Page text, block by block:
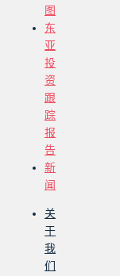
图
东
亚
投
资
跟
踪
报
告
新
闻
关
于
我
们